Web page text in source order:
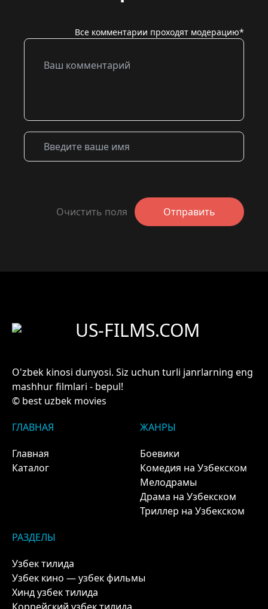
Все комментарии проходят модерацию*
Очистить поля Отправить
US-FILMS.COM
O'zbek kinosi dunyosi. Siz uchun turli janrlarning eng
mashhur filmlari - bepul!
© best uzbek movies
ГЛАВНАЯ
Главная
Каталог
ЖАНРЫ
Боевики
Комедия на Узбекском
Мелодрамы
Драма на Узбекском
Триллер на Узбекском
РАЗДЕЛЫ
Узбек тилида
Узбек кино — узбек фильмы
Хинд узбек тилида